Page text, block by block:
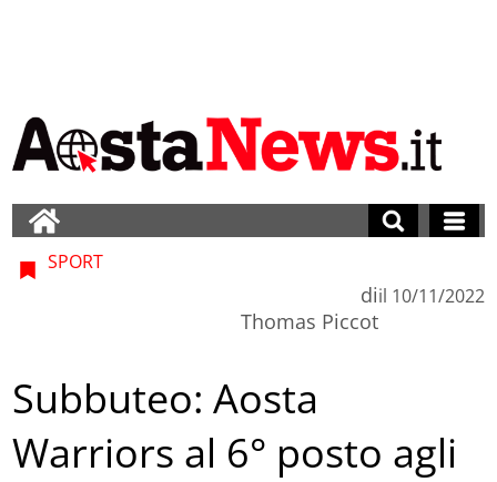
SPORT
di
Thomas Piccot
il 10/11/2022
Subbuteo: Aosta
Warriors al 6° posto agli